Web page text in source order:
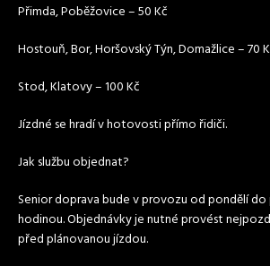
Přimda, Poběžovice – 50 Kč
Hostouň, Bor, Horšovský Týn, Domažlice – 70
Stod, Klatovy – 100 Kč
Jízdné se hradí v hotovosti přímo řidiči.
Jak službu objednat?
Senior doprava bude v provozu od pondělí do
hodinou. Objednávky je nutné provést
před plánovanou jízdou.